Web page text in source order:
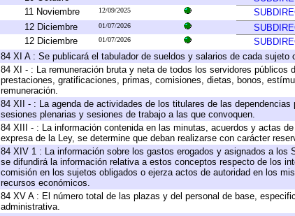
11 Noviembre 12/09/2025
12 Diciembre 01/07/2026
12 Diciembre 01/07/2026
84 XI A : Se publicará el tabulador de sueldos y salarios de cada
84 XI - : La remuneración bruta y neta de todos los servidores
prestaciones, gratificaciones, primas, comisiones, dietas, bonos,
remuneración.
84 XII - : La agenda de actividades de los titulares de las
sesiones plenarias y sesiones de trabajo a las que convoquen.
84 XIII - : La información contenida en las minutas, acuerdos y actas
expresa de la Ley, se determine que deban realizarse con carácter
84 XIV 1 : La información sobre los gastos erogados y asignados a
se difundirá la información relativa a estos conceptos respecto de los
comisión en los sujetos obligados o ejerza actos de autoridad en los
recursos económicos.
84 XV A : El número total de las plazas y del personal de base,
administrativa.